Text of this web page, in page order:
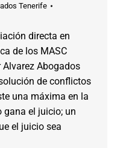
Tenerife
directa en
de los MASC
Abogados
de conflictos
una máxima en la
gana el juicio; un
el juicio sea